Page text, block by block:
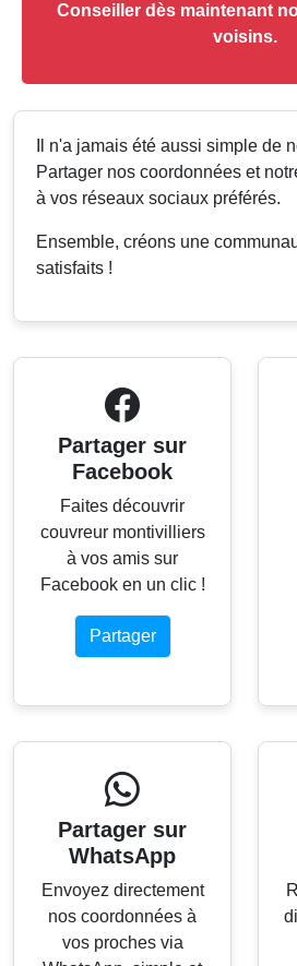
Conseiller dès maintenant
voisins.
Il n'a jamais été aussi simple de
Partager nos coordonnées et
à vos réseaux sociaux préférés.
Ensemble, créons une
satisfaits !
Partager sur
Facebook
Faites découvrir
couvreur montivilliers
à vos amis sur
Facebook en un clic !
Partager
Partager sur
WhatsApp
Envoyez directement
nos coordonnées à
vos proches via